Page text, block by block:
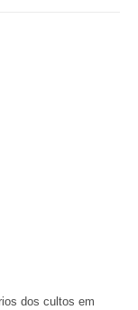
dos cultos em